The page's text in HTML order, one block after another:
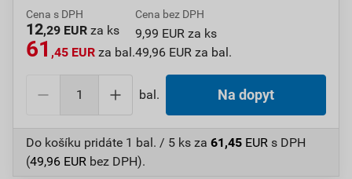
Cena s DPH
12,29 EUR za ks
61 ,45 EUR za bal.
Cena bez DPH
9,99 EUR za ks
49,96 EUR za bal.
bal. Na dopyt
Do košíku pridáte 1 bal. / 5 ks za 61,45 EUR s DPH
(49,96 EUR bez DPH).